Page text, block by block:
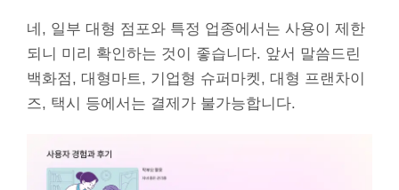
네, 일부 대형 점포와 특정 업종에서는 사용이 제한
되니 미리 확인하는 것이 좋습니다. 앞서 말씀드린
백화점, 대형마트, 기업형 슈퍼마켓, 대형 프랜차이
즈, 택시 등에서는 결제가 불가능합니다.